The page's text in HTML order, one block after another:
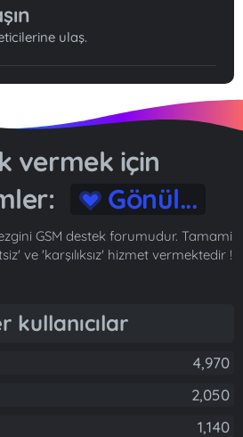
ulaş.
vermek için
Gönül...
GSM destek forumudur. Tamami
ve 'karşılıksız' hizmet vermektedir !
kullanıcılar
4,970
2,050
1,140